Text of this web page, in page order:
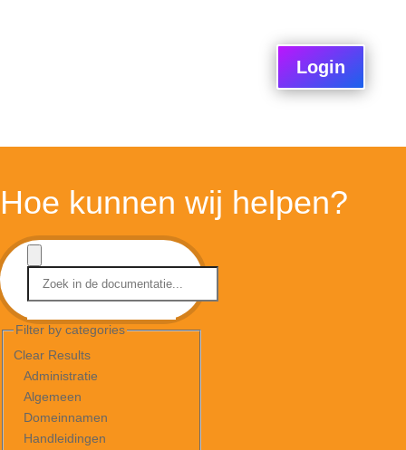
Login
Hoe kunnen wij helpen?
Filter by categories
Clear Results
Administratie
Algemeen
Domeinnamen
Handleidingen